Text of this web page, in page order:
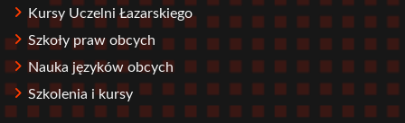
Kursy Uczelni Łazarskiego
Szkoły praw obcych
Nauka języków obcych
Szkolenia i kursy